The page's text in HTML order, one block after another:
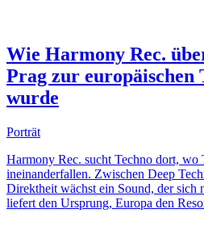
Wie Harmony Rec.
Prag zur europäischen
wurde
Porträt
Harmony Rec. sucht Techno dort,
ineinanderfallen. Zwischen Deep
Direktheit wächst ein Sound, der sich
liefert den Ursprung, Europa den